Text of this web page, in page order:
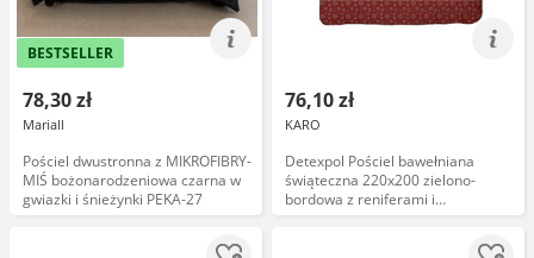
BESTSELLER
78,30 zł
Mariall
Pościel dwustronna z MIKROFIBRY-
MIŚ bożonarodzeniowa czarna w
gwiazki i śnieżynki PEKA-27
76,10 zł
KARO
Detexpol Pościel bawełniana
świąteczna 220x200 zielono-
bordowa z reniferami i
śnieżynkami 5817 B Christmas